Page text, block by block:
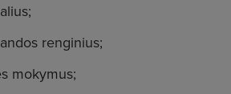
renginius;
mokymus;